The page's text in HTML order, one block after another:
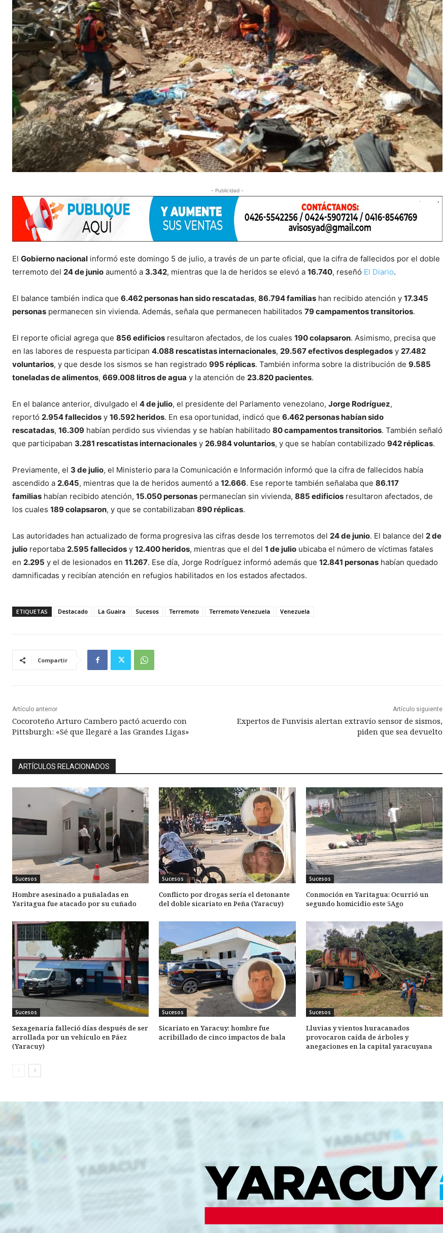
- Publicidad -
El Gobierno nacional informó este domingo 5 de julio, a través de un parte oficial, que la cifra de fallecidos por el doble
terremoto del 24 de junio aumentó a 3.342, mientras que la de heridos se elevó a 16.740, reseñó El Diario.
El balance también indica que 6.462 personas han sido rescatadas, 86.794 familias han recibido atención y 17.345
personas permanecen sin vivienda. Además, señala que permanecen habilitados 79 campamentos transitorios.
El reporte oficial agrega que 856 edificios resultaron afectados, de los cuales 190 colapsaron. Asimismo, precisa que
en las labores de respuesta participan 4.088 rescatistas internacionales, 29.567 efectivos desplegados y 27.482
voluntarios, y que desde los sismos se han registrado 995 réplicas. También informa sobre la distribución de 9.585
toneladas de alimentos, 669.008 litros de agua y la atención de 23.820 pacientes.
En el balance anterior, divulgado el 4 de julio, el presidente del Parlamento venezolano, Jorge Rodríguez,
reportó 2.954 fallecidos y 16.592 heridos. En esa oportunidad, indicó que 6.462 personas habían sido
rescatadas, 16.309 habían perdido sus viviendas y se habían habilitado 80 campamentos transitorios. También señaló
que participaban 3.281 rescatistas internacionales y 26.984 voluntarios, y que se habían contabilizado 942 réplicas.
Previamente, el 3 de julio, el Ministerio para la Comunicación e Información informó que la cifra de fallecidos había
ascendido a 2.645, mientras que la de heridos aumentó a 12.666. Ese reporte también señalaba que 86.117
familias habían recibido atención, 15.050 personas permanecían sin vivienda, 885 edificios resultaron afectados, de
los cuales 189 colapsaron, y que se contabilizaban 890 réplicas.
Las autoridades han actualizado de forma progresiva las cifras desde los terremotos del 24 de junio. El balance del 2 de
julio reportaba 2.595 fallecidos y 12.400 heridos, mientras que el del 1 de julio ubicaba el número de víctimas fatales
en 2.295 y el de lesionados en 11.267. Ese día, Jorge Rodríguez informó además que 12.841 personas habían quedado
damnificadas y recibían atención en refugios habilitados en los estados afectados.
ETIQUETAS Destacado La Guaira Sucesos Terremoto Terremoto Venezuela Venezuela
Compartir
Artículo anterior
Cocoroteño Arturo Cambero pactó acuerdo con
Pittsburgh: «Sé que llegaré a las Grandes Ligas»
Artículo siguiente
Expertos de Funvisis alertan extravío sensor de sismos,
piden que sea devuelto
ARTÍCULOS RELACIONADOS
Sucesos
Hombre asesinado a puñaladas en
Yaritagua fue atacado por su cuñado
Sucesos
Conflicto por drogas sería el detonante
del doble sicariato en Peña (Yaracuy)
Sucesos
Conmoción en Yaritagua: Ocurrió un
segundo homicidio este 5Ago
Sucesos
Sexagenaria falleció días después de ser
arrollada por un vehículo en Páez
(Yaracuy)
Sucesos
Sicariato en Yaracuy: hombre fue
acribillado de cinco impactos de bala
Sucesos
Lluvias y vientos huracanados
provocaron caída de árboles y
anegaciones en la capital yaracuyana